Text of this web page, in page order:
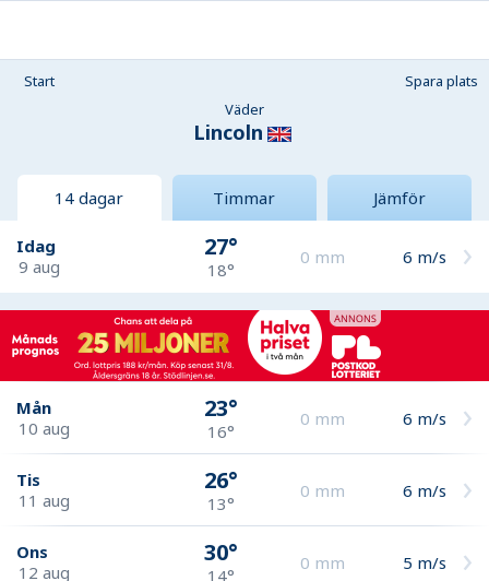
Start
Spara plats
Väder
Lincoln
14 dagar Timmar Jämför
Idag
9 aug
27°
18°
0 mm 6 m/s
Mån
10 aug
23°
16°
0 mm 6 m/s
Tis
11 aug
26°
13°
0 mm 6 m/s
Ons
12 aug
30°
14°
0 mm 5 m/s